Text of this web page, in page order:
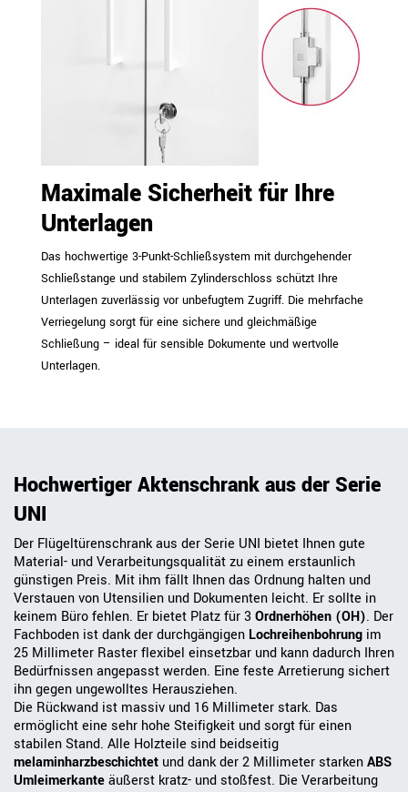
Maximale Sicherheit für Ihre
Unterlagen
Das hochwertige 3-Punkt-Schließsystem mit durchgehender
Schließstange und stabilem Zylinderschloss schützt Ihre
Unterlagen zuverlässig vor unbefugtem Zugriff. Die mehrfache
Verriegelung sorgt für eine sichere und gleichmäßige
Schließung – ideal für sensible Dokumente und wertvolle
Unterlagen.
Hochwertiger Aktenschrank aus der Serie
UNI
Der Flügeltürenschrank aus der Serie UNI bietet Ihnen gute
Material- und Verarbeitungsqualität zu einem erstaunlich
günstigen Preis. Mit ihm fällt Ihnen das Ordnung halten und
Verstauen von Utensilien und Dokumenten leicht. Er sollte in
keinem Büro fehlen. Er bietet Platz für 3Ordnerhöhen (OH). Der
Fachboden ist dank der durchgängigen Lochreihenbohrung im
25 Millimeter Raster flexibel einsetzbar und kann dadurch Ihren
Bedürfnissen angepasst werden. Eine feste Arretierung sichert
ihn gegen ungewolltes Herausziehen.
Die Rückwand ist massiv und 16 Millimeter stark. Das
ermöglicht eine sehr hohe Steifigkeit und sorgt für einen
stabilen Stand. Alle Holzteile sind beidseitig
melaminharzbeschichtet und dank der 2 Millimeter starkenABS
Umleimerkanteäußerst kratz- und stoßfest. Die Verarbeitung